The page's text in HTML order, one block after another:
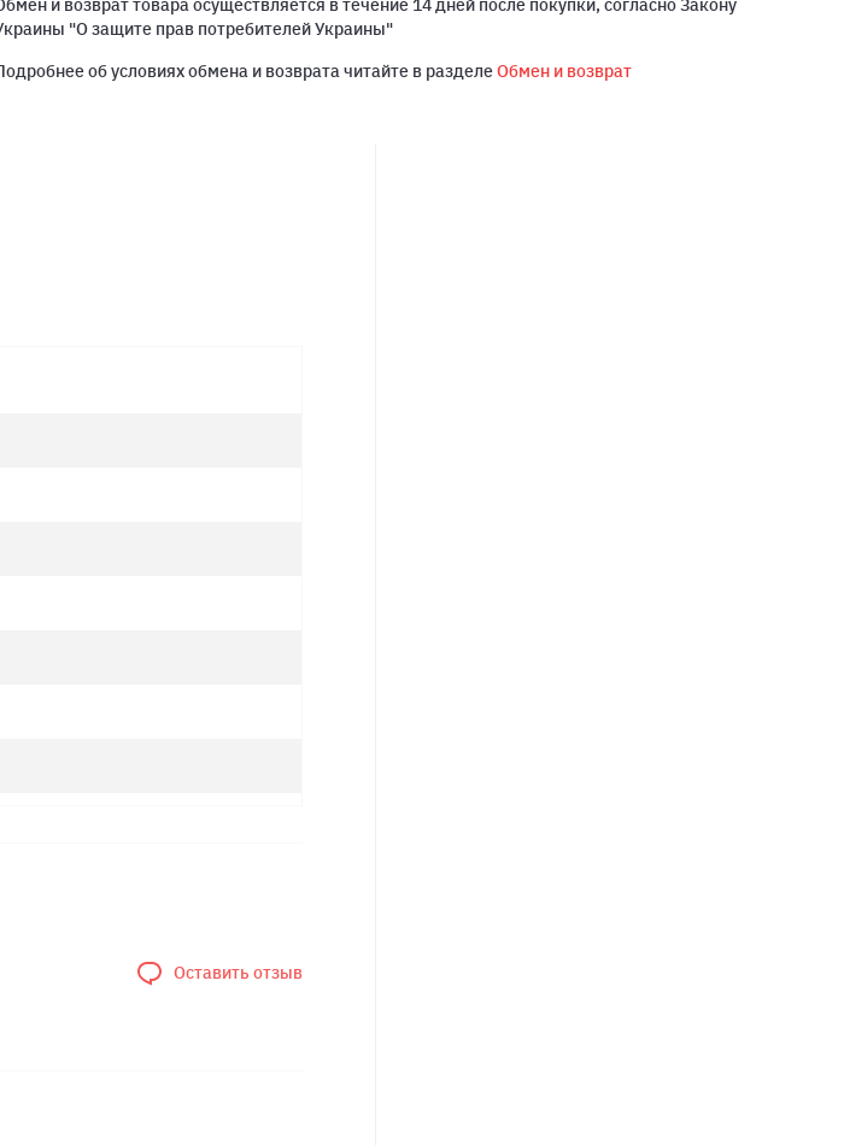
и возврат товара осуществляется в течение 14 дней после покупки, согласно Закону
"О защите прав потребителей Украины"
об условиях обмена и возврата читайте в разделеОбмен и возврат
Оставить отзыв